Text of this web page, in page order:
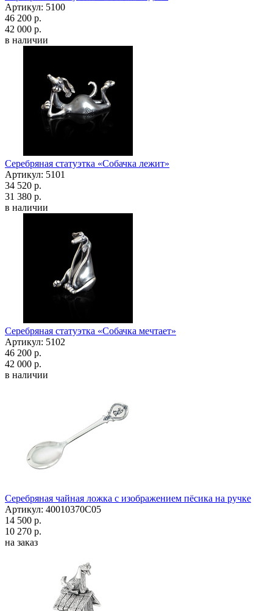
Артикул: 5100
46 200 р.
42 000 р.
в наличии
Серебряная статуэтка «Собачка лежит»
Артикул: 5101
34 520 р.
31 380 р.
в наличии
Серебряная статуэтка «Собачка мечтает»
Артикул: 5102
46 200 р.
42 000 р.
в наличии
Серебряная чайная ложка с изображением пёсика на ручке
Артикул: 40010370С05
14 500 р.
10 270 р.
на заказ